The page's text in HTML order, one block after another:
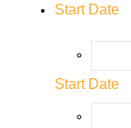
Start Date
Start Date